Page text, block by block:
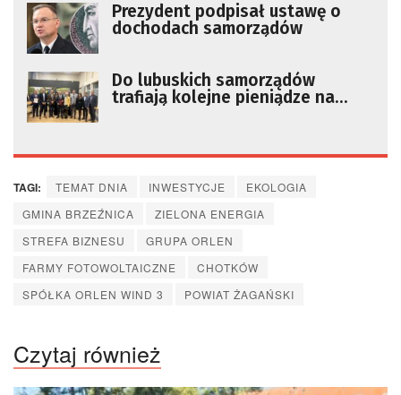
Prezydent podpisał ustawę o
dochodach samorządów
Do lubuskich samorządów
trafiają kolejne pieniądze na
TAGI: TEMAT DNIA INWESTYCJE
EKOLOGIA
GMINA BRZEŹNICA
ZIELONA ENERGIA
STREFA BIZNESU
GRUPA ORLEN
FARMY FOTOWOLTAICZNE
CHOTKÓW
SPÓŁKA ORLEN WIND 3
POWIAT ŻAGAŃSKI
Czytaj również